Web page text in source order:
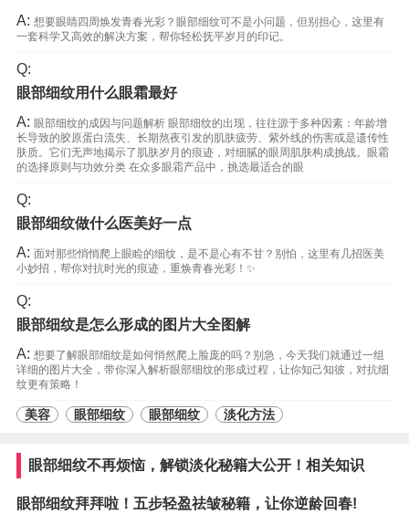
A: 想要眼睛四周焕发青春光彩？眼部细纹可不是小问题，但别担心，这里有
一套科学又高效的解决方案，帮你轻松抚平岁月的印记。
Q:
眼部细纹用什么眼霜最好
A: 眼部细纹的成因与问题解析 眼部细纹的出现，往往源于多种因素：年龄增
长导致的胶原蛋白流失、长期熬夜引发的肌肤疲劳、紫外线的伤害或是遗传性
肤质。它们无声地揭示了肌肤岁月的痕迹，对细腻的眼周肌肤构成挑战。眼霜
的选择原则与功效分类 在众多眼霜产品中，挑选最适合的眼
Q:
眼部细纹做什么医美好一点
A: 面对那些悄悄爬上眼睑的细纹，是不是心有不甘？别怕，这里有几招医美
小妙招，帮你对抗时光的痕迹，重焕青春光彩！✨
Q:
眼部细纹是怎么形成的图片大全图解
A: 想要了解眼部细纹是如何悄然爬上脸庞的吗？别急，今天我们就通过一组
详细的图片大全，带你深入解析眼部细纹的形成过程，让你知己知彼，对抗细
纹更有策略！
美容 眼部细纹 眼部细纹 淡化方法
眼部细纹不再烦恼，解锁淡化秘籍大公开！相关知识
眼部细纹拜拜啦！五步轻盈祛皱秘籍，让你逆龄回春!